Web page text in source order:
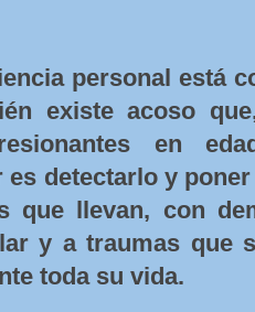
personal está
existe acoso
en
es detectarlo y
que llevan, con
y a traumas que
toda su vida.